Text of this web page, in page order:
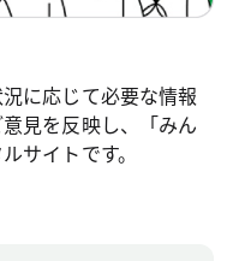
に応じて必要な情報
見を反映し、「みん
サイトです。